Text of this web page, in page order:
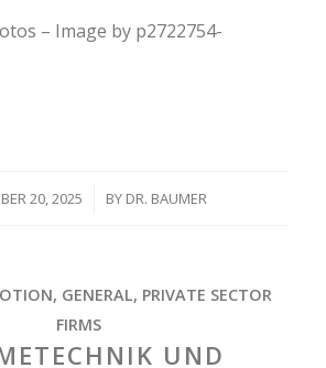
– Image by p2722754-
20, 2025
/ BY DR. BAUMER
, GENERAL, PRIVATE SECTOR
FIRMS
UND